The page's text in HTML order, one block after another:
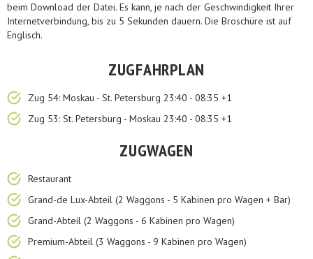
beim Download der Datei. Es kann, je nach der Geschwindigkeit Ihrer
Internetverbindung, bis zu 5 Sekunden dauern. Die Broschüre ist auf
Englisch.
ZUGFAHRPLAN
Zug 54: Moskau - St. Petersburg 23:40 - 08:35 +1
Zug 53: St. Petersburg - Moskau 23:40 - 08:35 +1
ZUGWAGEN
Restaurant
Grand-de Lux-Abteil (2 Waggons - 5 Kabinen pro Wagen + Bar)
Grand-Abteil (2 Waggons - 6 Kabinen pro Wagen)
Premium-Abteil (3 Waggons - 9 Kabinen pro Wagen)